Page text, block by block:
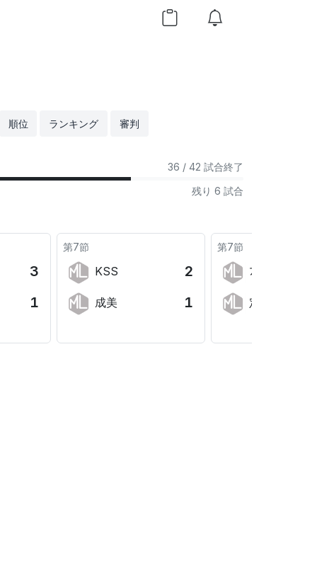
順位 ランキング 審判
36 / 42 試合終了
残り 6 試合
3
1
第7節
KSS 2
成美 1
第7節
ﾌﾟﾘﾏ
定塚